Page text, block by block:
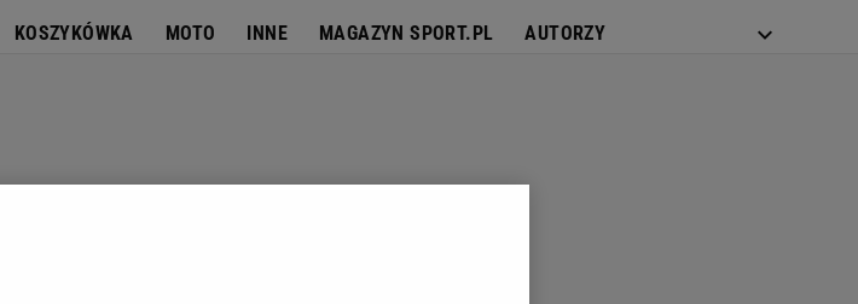
KOSZYKÓWKA MOTO INNE MAGAZYN SPORT.PL AUTORZY